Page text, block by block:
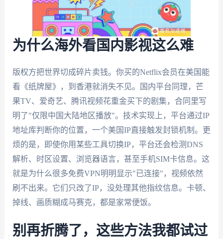
为什么海外看国内影视这么难
版权方把世界切成碎片卖钱。你买的Netflix会员在美国能
看《纸牌屋》，到香港就消失不见。国内平台同理，芒
果TV、爱奇艺、腾讯视频花重金买下的剧集，合同里写
明了"仅限中国大陆地区播放"。技术实现上，平台通过IP
地址库判断你的位置，一个美国IP直接触发封锁机制。更
烦的是，即使你用某些工具切换IP，平台还会检测DNS
解析、时区设置、浏览器语言，甚至手机SIM卡信息。这
就是为什么很多免费VPN明明显示"已连接"，视频依然
刷不出来。它们只改了IP，没处理其他指纹信息。卡顿、
掉线、画质糊成马赛克，都是家常便饭。
别再折腾了，这些方法我都试过